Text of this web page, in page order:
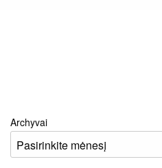
Archyvai